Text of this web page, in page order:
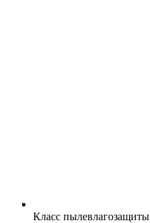
Класс пылевлагозащиты